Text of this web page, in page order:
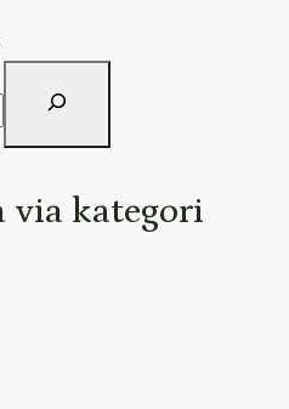
via kategori